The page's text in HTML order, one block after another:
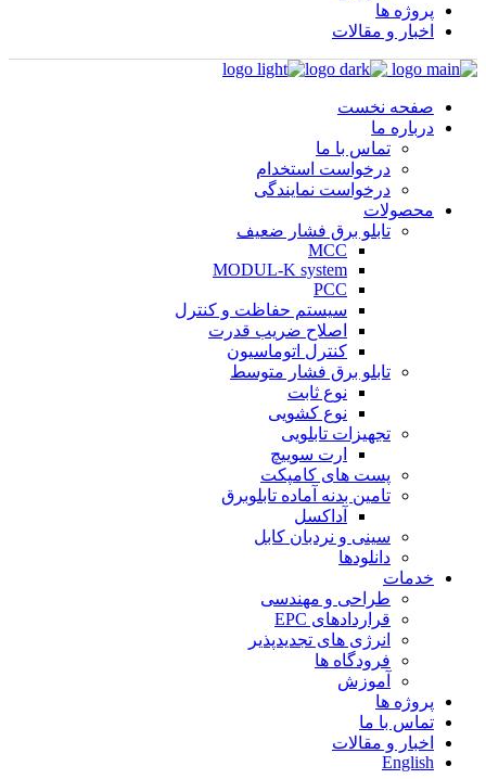
پروژه ها
اخبار و مقالات
صفحه نخست
درباره ما
تماس با ما
درخواست استخدام
درخواست نمایندگی
محصولات
تابلو برق فشار ضعیف
MCC
MODUL-K system
PCC
سیستم حفاظت و کنترل
اصلاح ضریب قدرت
کنترل اتوماسیون
تابلو برق فشار متوسط
نوع ثابت
نوع کشویی
تجهیزات تابلویی
ارت سوییچ
پست های کامپکت
تامین بدنه آماده تابلوبرق
آداکسل
سینی و نردبان کابل
دانلودها
خدمات
طراحی و مهندسی
قراردادهای EPC
انرژی های تجدیدپذیر
فرودگاه ها
آموزش
پروژه ها
تماس با ما
اخبار و مقالات
English